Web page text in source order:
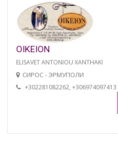
OIKEION
ELISAVET ANTONIOU XANTHAKI
СИРОС - ЭРМУПОЛИ
+302281082262, +306974097413